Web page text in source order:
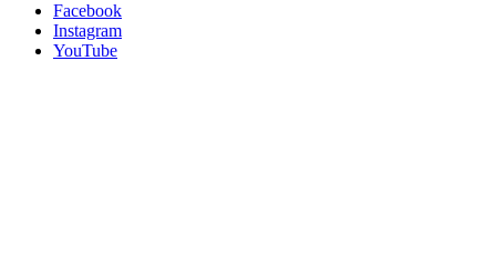
Facebook
Instagram
YouTube